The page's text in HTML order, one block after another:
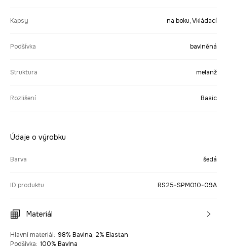
Kapsy na boku, Vkládací
Podšívka bavlněná
Struktura melanž
Rozlišení Basic
Údaje o výrobku
Barva šedá
ID produktu RS25-SPM010-09A
Materiál
Hlavní materiál: 98% Bavlna, 2% Elastan
Podšívka: 100% Bavlna